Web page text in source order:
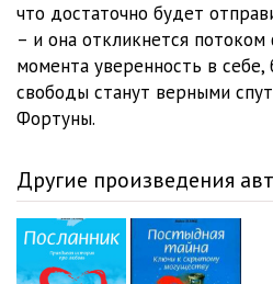
014
что достаточно будет
– и она откликнется потоком
момента уверенность в
свободы станут верными
Фортуны.
Другие произведения